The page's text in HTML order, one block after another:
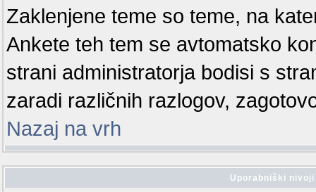
Zaklenjene teme so teme, na
Ankete teh tem se avtomatsko
strani administratorja bodisi s
zaradi različnih razlogov,
Nazaj na vrh
Uporabniški